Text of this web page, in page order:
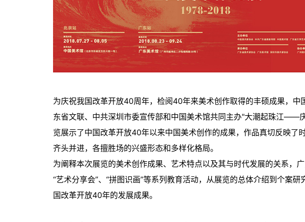
为庆祝我国改革开放40周年，检阅40年来美术创作取得的丰硕成果，中
东省文联、中共深圳市委宣传部和中国美术馆共同主办"大潮起珠江——
览展示了中国改革开放40年以来中国美术创作的成果，作品真切反映了
齐头并进，各擅胜场的兴盛形态和多样化格局。
为阐释本次展览的美术创作成果、艺术特点以及其与时代发展的关系，广
“艺术分享会”、“拼图识画”等系列教育活动，从展览的总体介绍到个案
国改革开放40年的发展成果。